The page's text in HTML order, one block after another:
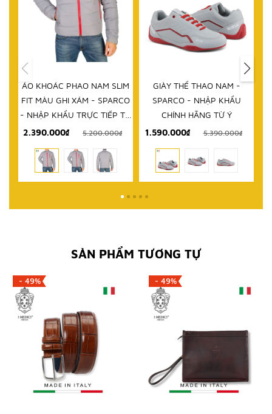
GIÀY THỂ THAO NAM -
SPARCO - NHẬP KHẨU
CHÍNH HÃNG TỪ Ý
1.590.000₫
5.390.000₫
DÉP NAM - SPARCO - NHẬP
KHẨU CHÍNH HÃNG TỪ Ý
999.000₫ 2.580.000₫
SẢN PHẨM TƯƠNG TỰ
- 49% - 49%